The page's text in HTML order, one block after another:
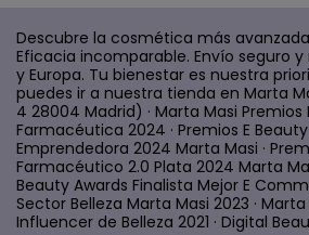
Descubre la cosmética más avanzada
Eficacia incomparable. Envío seguro
y Europa. Tu bienestar es nuestra
puedes ir a nuestra tienda en Marta
4 28004 Madrid) · Marta Masi Premios
Farmacéutica 2024 · Premios E
Emprendedora 2024 Marta Masi ·
Farmacéutico 2.0 Plata 2024 Marta
Beauty Awards Finalista Mejor E
Sector Belleza Marta Masi 2023 ·
Influencer de Belleza 2021 · Digital